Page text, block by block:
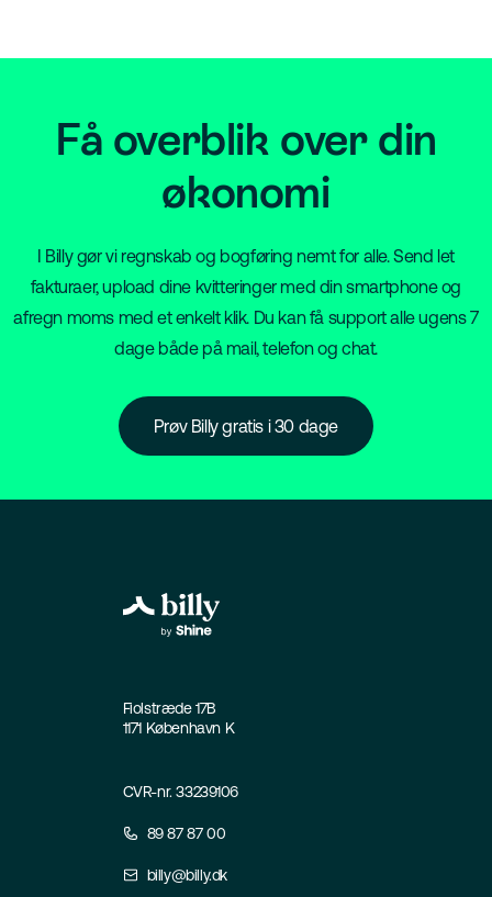
Få overblik over din
økonomi
I Billy gør vi regnskab og bogføring nemt for alle. Send let
fakturaer, upload dine kvitteringer med din smartphone og
afregn moms med et enkelt klik. Du kan få support alle ugens 7
dage både på mail, telefon og chat.
Prøv Billy gratis i 30 dage
Fiolstræde 17B
1171 København K
CVR-nr. 33239106
89 87 87 00
billy@billy.dk